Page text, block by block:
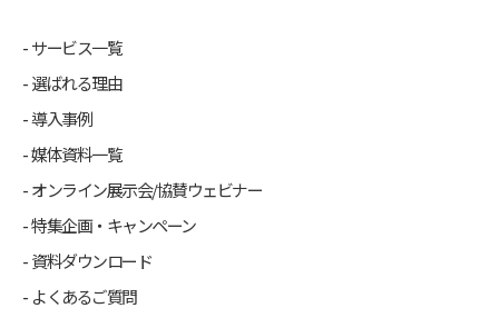
サービス一覧
選ばれる理由
導入事例
媒体資料一覧
オンライン展示会/協賛ウェビナー
特集企画・キャンペーン
資料ダウンロード
よくあるご質問